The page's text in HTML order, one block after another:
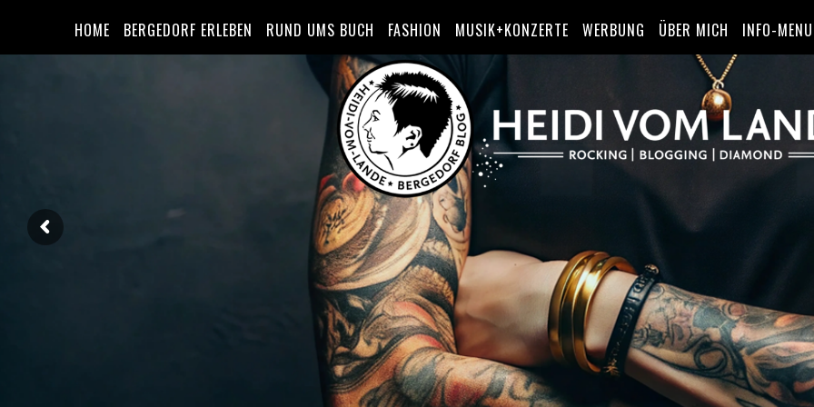
HOME BERGEDORF ERLEBEN RUND UMS BUCH FASHION MUSIK+KONZERTE WERBUNG ÜBER MICH INFO-